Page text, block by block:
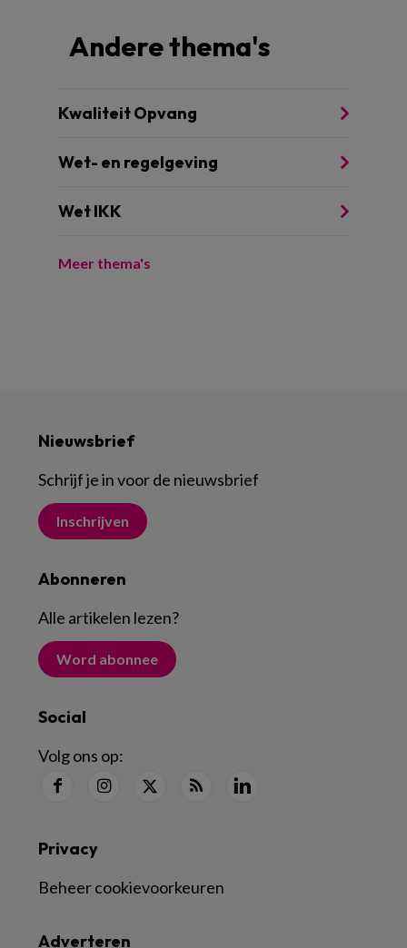
Andere thema's
Kwaliteit Opvang
Wet- en regelgeving
Wet IKK
Meer thema's
Nieuwsbrief
Schrijf je in voor de nieuwsbrief
Inschrijven
Abonneren
Alle artikelen lezen?
Word abonnee
Social
Volg ons op:
Adverteren
Privacy
Beheer cookievoorkeuren